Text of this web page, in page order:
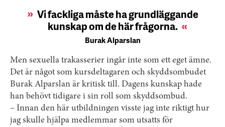
Vi fackliga måste ha grundläggande
kunskap om de här frågorna.
Burak Alparslan
Men sexuella trakasserier ingår inte som ett eget ämne.
Det är något som kursdeltagaren och skyddsombudet
Burak Alparslan är kritisk till. Dagens kunskap hade
han behövt tidigare i sin roll som skyddsombud.
– Innan den här utbildningen visste jag inte riktigt hur
jag skulle hjälpa medlemmar som utsatts för